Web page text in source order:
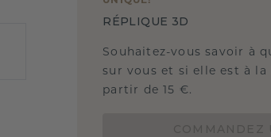
RÉPLIQUE 3D
Souhaitez-vous savoir à
sur vous et si elle est à
partir de 15 €.